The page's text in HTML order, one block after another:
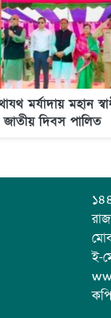
মর্যাদায় মহান
দিবস পালিত
ই-